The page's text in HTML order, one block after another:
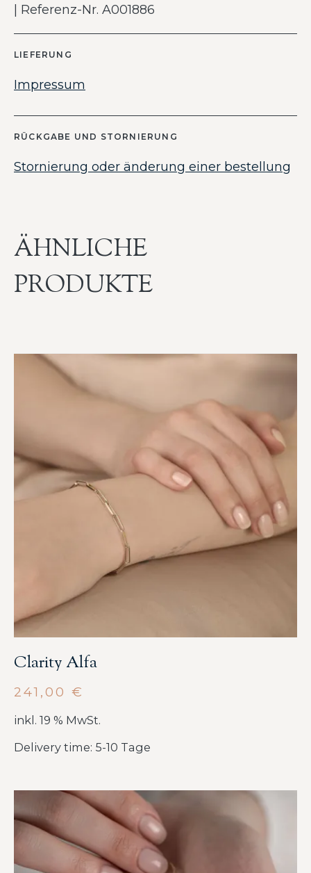
| Referenz-Nr. A001886
LIEFERUNG
Impressum
RÜCKGABE UND STORNIERUNG
Stornierung oder änderung einer bestellung
ÄHNLICHE
PRODUKTE
Clarity Alfa
241,00 €
inkl. 19 % MwSt.
Delivery time: 5-10 Tage